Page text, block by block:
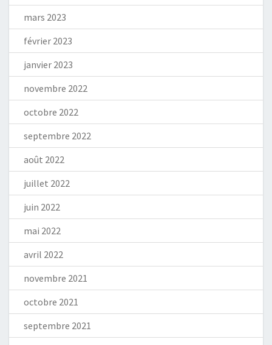
mars 2023
février 2023
janvier 2023
novembre 2022
octobre 2022
septembre 2022
août 2022
juillet 2022
juin 2022
mai 2022
avril 2022
novembre 2021
octobre 2021
septembre 2021